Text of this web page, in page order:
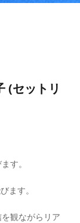
(セットリ
す。
ます。
観ながらリア